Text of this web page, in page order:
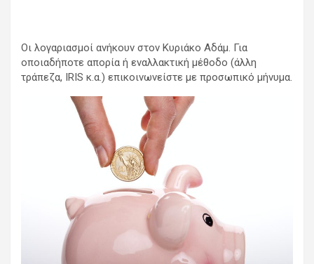
Οι λογαριασμοί ανήκουν στον Κυριάκο Αδάμ. Για
οποιαδήποτε απορία ή εναλλακτική μέθοδο (άλλη
τράπεζα, IRIS κ.α.) επικοινωνείστε με προσωπικό μήνυμα.